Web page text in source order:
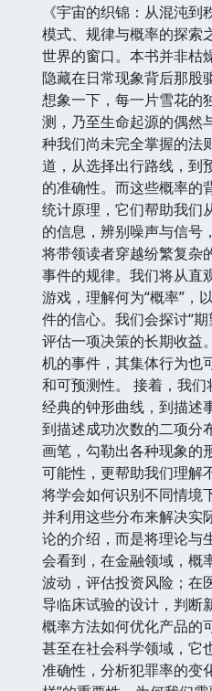
《宇宙的织锦：从混沌
模式、规律与概率的探索
世界的窗口。本书并非枯
隐藏在日常现象背后那股
想象一下，每一片雪花的
测，乃至生命起源的偶然
种我们尚未完全掌握的法
道，从选择出行路线，到
的准确性。而这些概率的
统计原理，它们帮助我们
的信息，辨别噪声与信号
将带领读者穿越纷繁复杂
事件的规律。我们将从直
游戏，理解何为“概率”，
件的信心。我们会探讨“
评估一项决策的长期收益
机的事件，其集体行为也
和可预测性。 接着，我们
经典的钟形曲线，到描述
到描述成功次数的二项分
画笔，勾勒出各种现象的
可能性，更帮助我们理解
将学会如何识别不同情境
并利用这些分布来解决实
论的介绍，而是将理论与
会看到，在金融领域，概
波动，评估投资风险；在
导临床试验的设计，判断
概率方法如何优化产品的
甚至在社会科学领域，它
准确性，分析犯罪率的变